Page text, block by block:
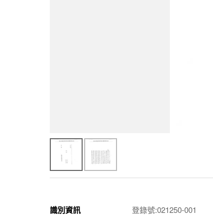
識別資訊 登錄號:021250-001